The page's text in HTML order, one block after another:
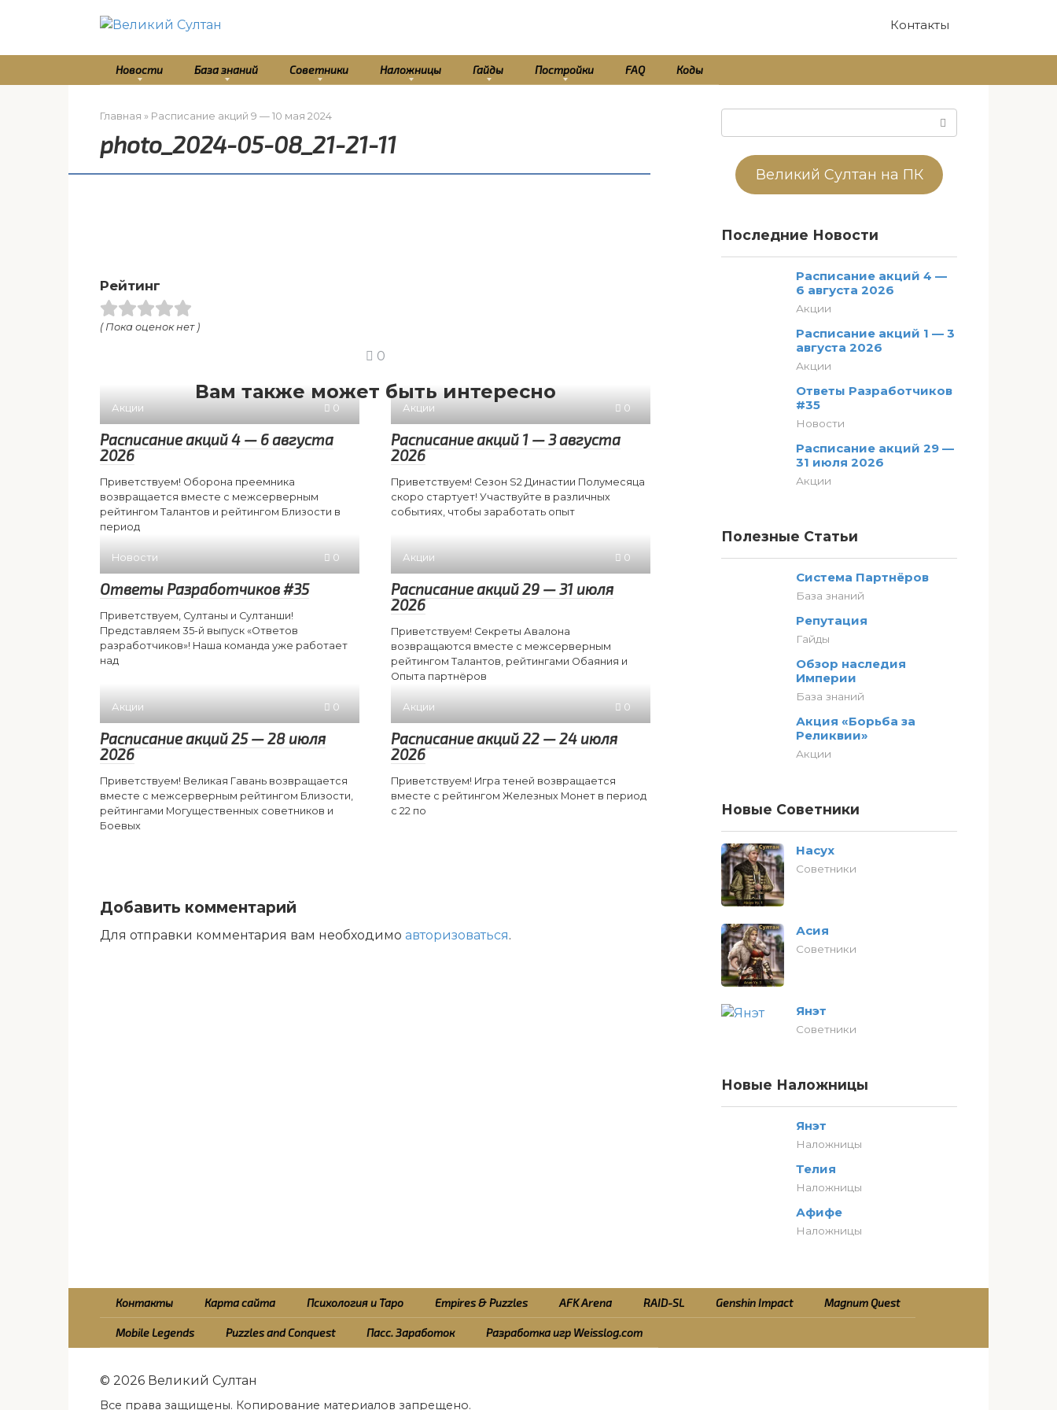
Контакты
Новости База знаний Советники Наложницы Гайды Постройки FAQ Коды
Главная » Расписание акций 9 — 10 мая 2024
photo_2024-05-08_21-21-11
Рейтинг
( Пока оценок нет )
0
Вам также может быть интересно
Акции 0
Расписание акций 4 — 6 августа
2026
Приветствуем! Оборона преемника
возвращается вместе с межсерверным
рейтингом Талантов и рейтингом Близости в
период
Акции 0
Расписание акций 1 — 3 августа
2026
Приветствуем! Сезон S2 Династии Полумесяца
скоро стартует! Участвуйте в различных
событиях, чтобы заработать опыт
Новости 0
Ответы Разработчиков #35
Приветствуем, Султаны и Султанши!
Представляем 35-й выпуск «Ответов
разработчиков»! Наша команда уже работает
над
Акции 0
Расписание акций 29 — 31 июля
2026
Приветствуем! Секреты Авалона
возвращаются вместе с межсерверным
рейтингом Талантов, рейтингами Обаяния и
Опыта партнёров
Акции 0
Расписание акций 25 — 28 июля
2026
Приветствуем! Великая Гавань возвращается
вместе с межсерверным рейтингом Близости,
рейтингами Могущественных советников и
Боевых
Акции 0
Расписание акций 22 — 24 июля
2026
Приветствуем! Игра теней возвращается
вместе с рейтингом Железных Монет в период
с 22 по
Добавить комментарий
Для отправки комментария вам необходимо авторизоваться.
Великий Султан на ПК
Последние Новости
Расписание акций 4 —
6 августа 2026
Акции
Расписание акций 1 — 3
августа 2026
Акции
Ответы Разработчиков
#35
Новости
Расписание акций 29 —
31 июля 2026
Акции
Полезные Статьи
Система Партнёров
База знаний
Репутация
Гайды
Обзор наследия
Империи
База знаний
Акция «Борьба за
Реликвии»
Акции
Новые Советники
Насух
Советники
Асия
Советники
Янэт
Советники
Новые Наложницы
Янэт
Наложницы
Телия
Наложницы
Афифе
Наложницы
Контакты Карта сайта Психология и Таро Empires & Puzzles AFK Arena RAID-SL Genshin Impact Magnum Quest
Mobile Legends Puzzles and Conquest Пасс. Заработок Разработка игр Weisslog.com
© 2026 Великий Султан
Все права защищены. Копирование материалов запрещено.